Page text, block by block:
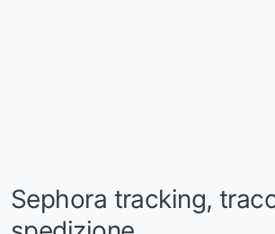
Sephora tracking,